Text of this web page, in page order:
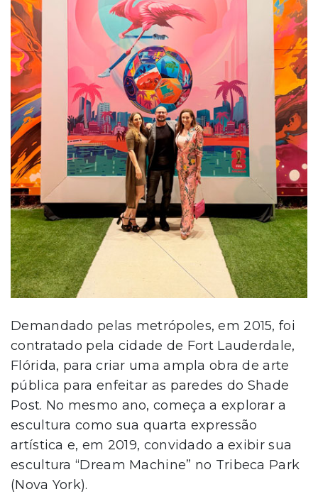
Demandado pelas metrópoles, em 2015, foi
contratado pela cidade de Fort Lauderdale,
Flórida, para criar uma ampla obra de arte
pública para enfeitar as paredes do Shade
Post. No mesmo ano, começa a explorar a
escultura como sua quarta expressão
artística e, em 2019, convidado a exibir sua
escultura “Dream Machine” no Tribeca Park
(Nova York).